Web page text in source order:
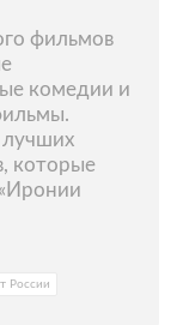
фильмов
комедии и
лучших
которые
России